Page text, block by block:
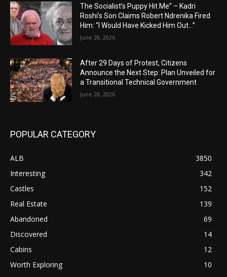
The Socialist’s Puppy Hit Me” – Kadri
Roshi’s Son Claims Robert Ndrenika Fired
Him: “I Would Have Kicked Him Out…”
June 28, 2026
After 29 Days of Protest, Citizens
Announce the Next Step: Plan Unveiled for
a Transitional Technical Government
June 28, 2026
POPULAR CATEGORY
ALB
3850
Interesting
342
Castles
152
Real Estate
139
Abandoned
69
Discovered
14
Cabins
12
Worth Exploring
10